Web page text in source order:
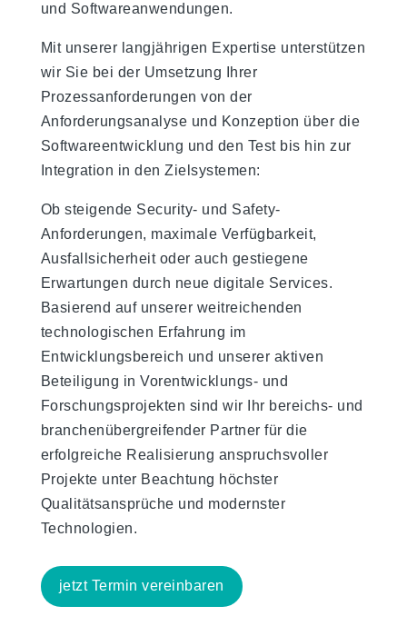
und Softwareanwendungen.
Mit unserer langjährigen Expertise unterstützen
wir Sie bei der Umsetzung Ihrer
Prozessanforderungen von der
Anforderungsanalyse und Konzeption über die
Softwareentwicklung und den Test bis hin zur
Integration in den Zielsystemen:
Ob steigende Security- und Safety-
Anforderungen, maximale Verfügbarkeit,
Ausfallsicherheit oder auch gestiegene
Erwartungen durch neue digitale Services.
Basierend auf unserer weitreichenden
technologischen Erfahrung im
Entwicklungsbereich und unserer aktiven
Beteiligung in Vorentwicklungs- und
Forschungsprojekten sind wir Ihr bereichs- und
branchenübergreifender Partner für die
erfolgreiche Realisierung anspruchsvoller
Projekte unter Beachtung höchster
Qualitätsansprüche und modernster
Technologien.
jetzt Termin vereinbaren